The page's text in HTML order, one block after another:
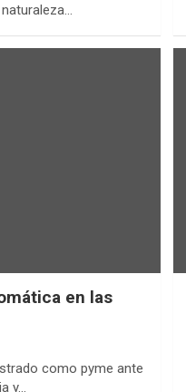
en las
como pyme ante
y…